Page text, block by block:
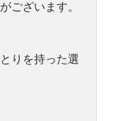
ございます。
りを持った選